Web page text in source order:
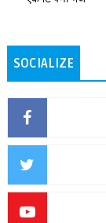
SOCIALIZE